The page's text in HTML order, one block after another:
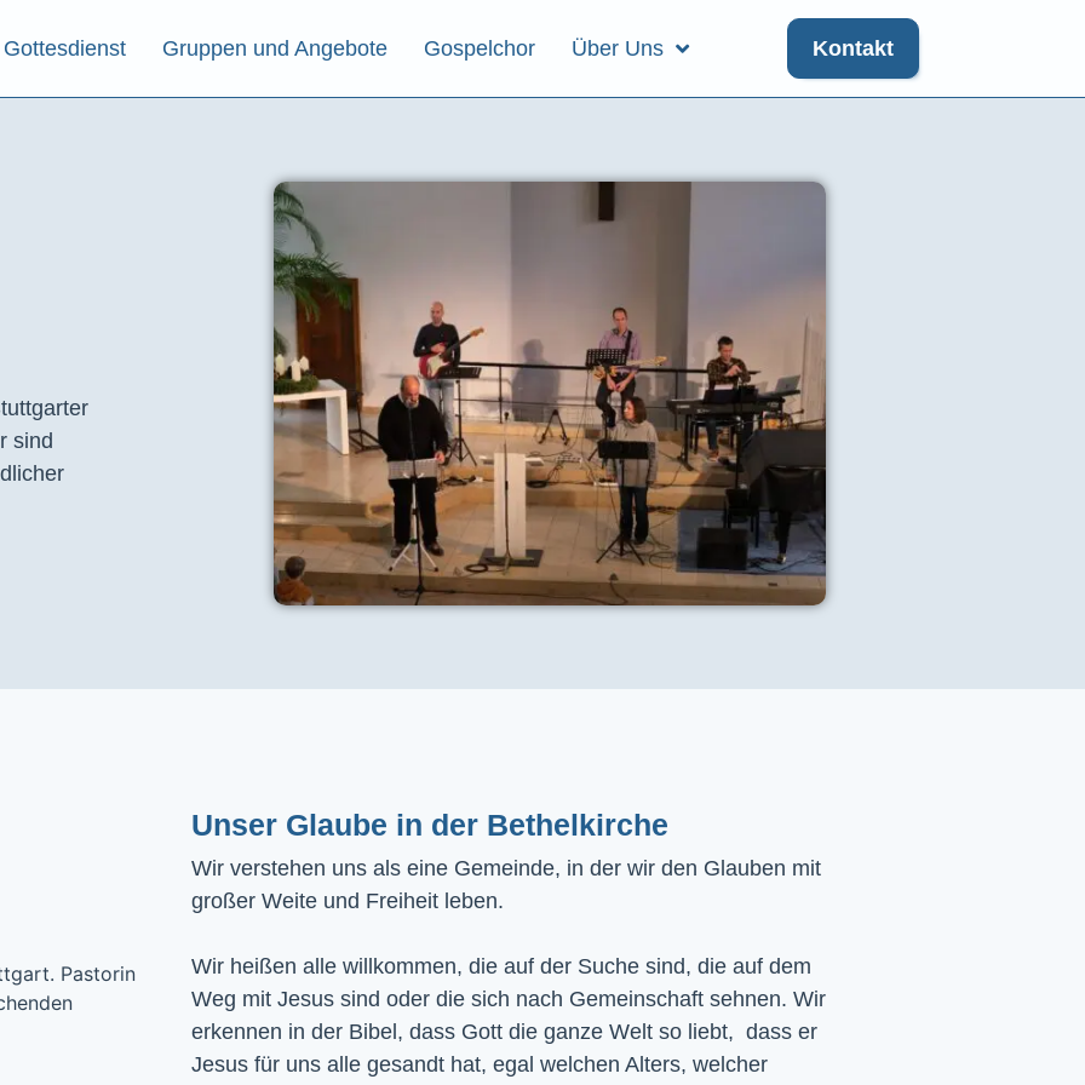
Gottesdienst Gruppen und Angebote Gospelchor Über Uns Kontakt
sind
Unser Glaube in der Bethelkirche
Wir verstehen uns als eine Gemeinde, in der wir den Glauben mit
großer Weite und Freiheit leben.
Wir heißen alle willkommen, die auf der Suche sind, die auf dem
Weg mit Jesus sind oder die sich nach Gemeinschaft sehnen. Wir
erkennen in der Bibel, dass Gott die ganze Welt so liebt, dass er
Jesus für uns alle gesandt hat, egal welchen Alters, welcher